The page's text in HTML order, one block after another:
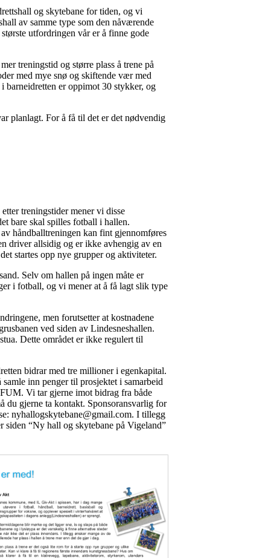
og skytebane for tiden, og vi
av samme type som den nåværende
utfordringen vår er å finne gode
treningstid og større plass å trene på
med mye snø og skiftende vær med
barneidretten er oppimot 30 stykker, og
planlagt. For å få til det er det nødvendig
treningstider mener vi disse
bare skal spilles fotball i hallen.
håndballtreningen kan fint gjennomføres
driver allsidig og er ikke avhengig av en
startes opp nye grupper og aktiviteter.
Selv om hallen på ingen måte er
i fotball, og vi mener at å få lagt slik type
men forutsetter at kostnadene
ved siden av Lindesneshallen.
Dette området er ikke regulert til
bidrar med tre millioner i egenkapital.
inn penger til prosjektet i samarbeid
Vi tar gjerne imot bidrag fra både
du gjerne ta kontakt. Sponsoransvarlig for
nyhallogskytebane@gmail.com. I tillegg
siden “Ny hall og skytebane på Vigeland”